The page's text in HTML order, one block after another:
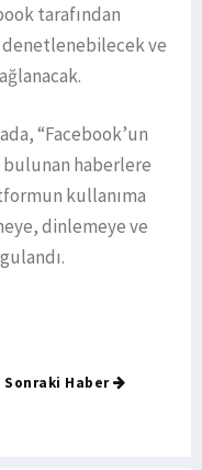
tarafından
ve
“Facebook’un
bulunan haberlere
kullanıma
dinlemeye ve
Sonraki Haber